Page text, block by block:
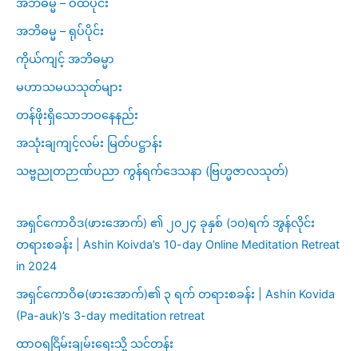
အဘိဓမ္မ – ရုပ်ပိုင်း
ကိုယ်ကျင့် အဘိဓမ္မာ
မဟာသမယသုတ်များ
တန်ဖိုးရှိသောဘဝနေနည်း
အသုံးချကျင့်လမ်း မြတ်ပဋ္ဌာန်း
သဗ္ဗညုတဉာဏ်ပညာ ကွန်ရက်ဒေသနာ (ဗြဟ္မဇာလသုတ်)
အရှင်ကောဝိဒ(ဖားအောက်) ၏ ၂၀၂၄ ခုနှစ် (၁၀)ရက် အွန်လိုင်း
တရားစခန်း | Ashin Koivda’s 10-day Online Meditation Retreat
in 2024
အရှင်ကောဝိဓ(ဖားအောက်)၏ ၃ ရက် တရားစခန်း | Ashin Kovida
(Pa-auk)’s 3-day meditation retreat
ထာဝရငြိမ်းချမ်းရေးသို့ သင်တန်း